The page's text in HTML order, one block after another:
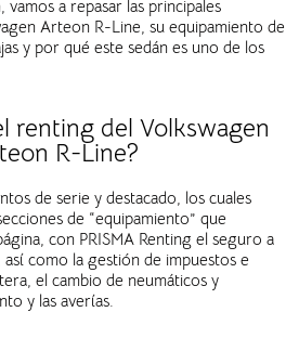
a repasar las principales
Arteon R-Line, su equipamiento de
y por qué este sedán es uno de los
renting del Volkswagen
R-Line?
de serie y destacado, los cuales
de “equipamiento” que
con PRISMA Renting el seguro a
como la gestión de impuestos e
el cambio de neumáticos y
y las averías.